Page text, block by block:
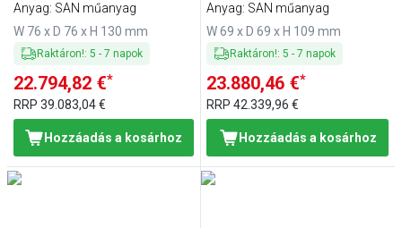
Anyag: SAN műanyag
W 76 x D 76 x H 130 mm
Raktáron!: 5 - 7 napok
22.794,82 €*
RRP 39.083,04 €
Hozzáadás a kosárhoz
Anyag: SAN műanyag
W 69 x D 69 x H 109 mm
Raktáron!:5 -7 napok
23.880,46 €*
RRP42.339,96 €
Hozzáadás a kosárhoz